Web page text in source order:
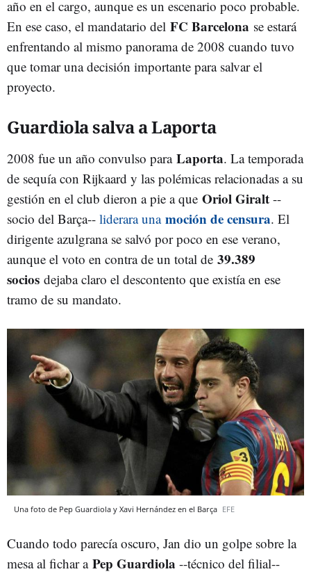
año en el cargo, aunque es un escenario poco probable.
En ese caso, el mandatario del FC Barcelona se estará
enfrentando al mismo panorama de 2008 cuando tuvo
que tomar una decisión importante para salvar el
proyecto.
Guardiola salva a Laporta
2008 fue un año convulso para Laporta. La temporada
de sequía con Rijkaard y las polémicas relacionadas a su
gestión en el club dieron a pie a que Oriol Giralt --
socio del Barça-- liderara una moción de censura. El
dirigente azulgrana se salvó por poco en ese verano,
aunque el voto en contra de un total de 39.389
socios dejaba claro el descontento que existía en ese
tramo de su mandato.
Una foto de Pep Guardiola y Xavi Hernández en el Barça EFE
Cuando todo parecía oscuro, Jan dio un golpe sobre la
mesa al fichar a Pep Guardiola --técnico del filial--